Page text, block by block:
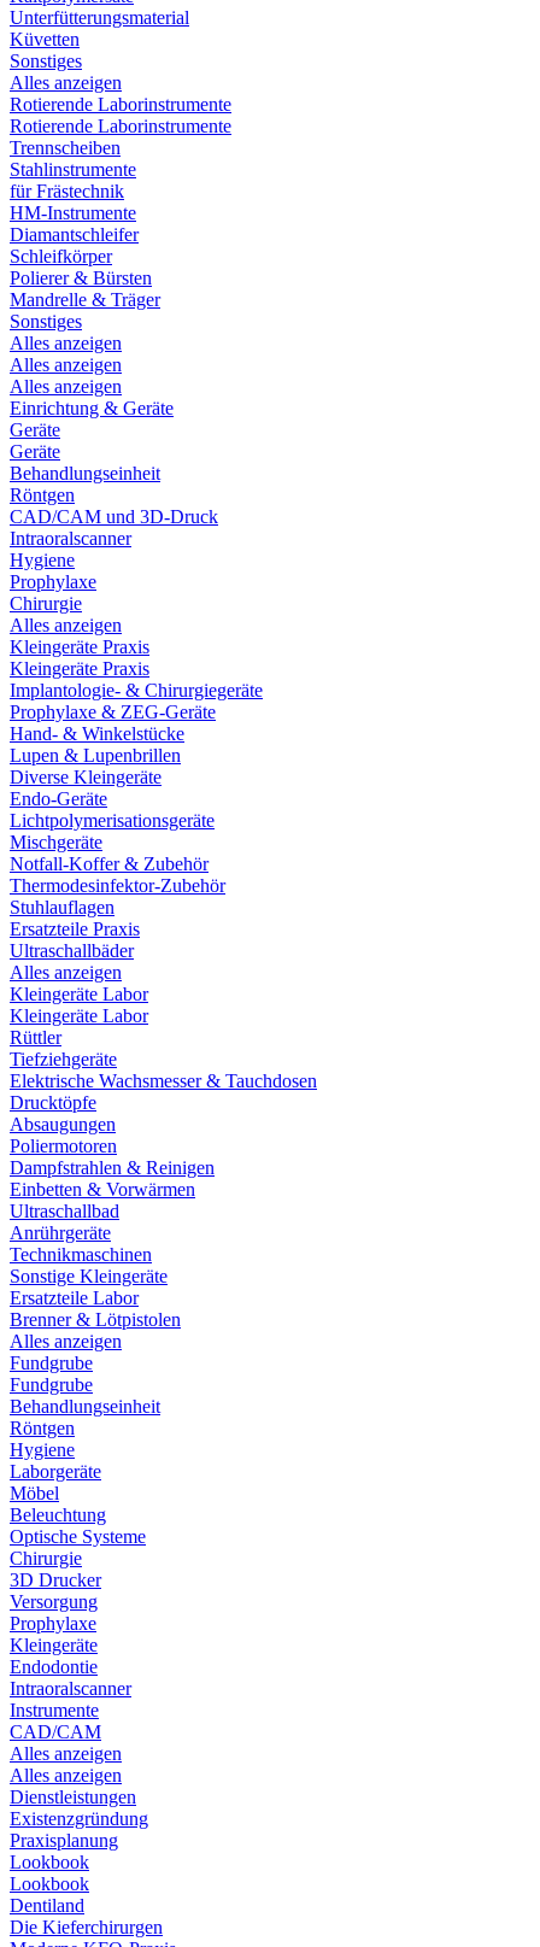
Unterfütterungsmaterial
Küvetten
Sonstiges
Alles anzeigen
Rotierende Laborinstrumente
Rotierende Laborinstrumente
Trennscheiben
Stahlinstrumente
für Frästechnik
HM-Instrumente
Diamantschleifer
Schleifkörper
Polierer & Bürsten
Mandrelle & Träger
Sonstiges
Alles anzeigen
Alles anzeigen
Alles anzeigen
Einrichtung & Geräte
Geräte
Geräte
Behandlungseinheit
Röntgen
CAD/CAM und 3D-Druck
Intraoralscanner
Hygiene
Prophylaxe
Chirurgie
Alles anzeigen
Kleingeräte Praxis
Kleingeräte Praxis
Implantologie- & Chirurgiegeräte
Prophylaxe & ZEG-Geräte
Hand- & Winkelstücke
Lupen & Lupenbrillen
Diverse Kleingeräte
Endo-Geräte
Lichtpolymerisationsgeräte
Mischgeräte
Notfall-Koffer & Zubehör
Thermodesinfektor-Zubehör
Stuhlauflagen
Ersatzteile Praxis
Ultraschallbäder
Alles anzeigen
Kleingeräte Labor
Kleingeräte Labor
Rüttler
Tiefziehgeräte
Elektrische Wachsmesser & Tauchdosen
Drucktöpfe
Absaugungen
Poliermotoren
Dampfstrahlen & Reinigen
Einbetten & Vorwärmen
Ultraschallbad
Anrührgeräte
Technikmaschinen
Sonstige Kleingeräte
Ersatzteile Labor
Brenner & Lötpistolen
Alles anzeigen
Fundgrube
Fundgrube
Behandlungseinheit
Röntgen
Hygiene
Laborgeräte
Möbel
Beleuchtung
Optische Systeme
Chirurgie
3D Drucker
Versorgung
Prophylaxe
Kleingeräte
Endodontie
Intraoralscanner
Instrumente
CAD/CAM
Alles anzeigen
Alles anzeigen
Dienstleistungen
Existenzgründung
Praxisplanung
Lookbook
Lookbook
Dentiland
Die Kieferchirurgen